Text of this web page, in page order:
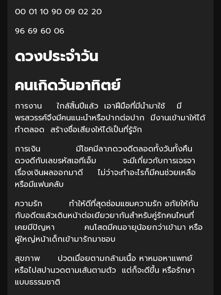
00 01 10 90 09 02 20
96 69 60 06
ดวงประจำวัน
คนเกิดวันอาทิตย์
การงาน ใกล้สิ้นปีแล้ว เอาฝีมือที่มีนำมาใช้ มี
พรสวรรค์จึงมีคนแนะนำหรือปากต่อปาก มีงานเข้ามาให้ได้
ทำตลอด สร้างชื่อเสียงให้ได้เป็นที่รู้จัก
การเงิน มีโชคมีลาภดวงดีตลอดทั้งวันทั้งคืน
ดวงดีกับเลขรหัสเอทีเอ็ม จะมีเกี่ยวกับการเจรจา
เรื่องเงินผลออกมาดี ไม่ว่าจะทำอะไรก็มีคนช่วยเหลือ
หรือมีแฟนคลับ
ความรัก ทำให้ดีที่สุดซ่อมแซมความรัก อภัยให้กัน
กับอดีตแล้วเดินหน้าต่อเยียวยากันสำหรับคู่รักคนไหนที่
เคยมีปัญหา คนโสดมีคนอายุน้อยกว่าเข้ามา หรือ
ผู้ใหญ่หน้าเด็กเข้ามารักมาชอบ
สุขภาพ ปวดเมื่อยตามกล้ามเนื้อ หาหมอหาแพทย์
หรือไปสปานวดตามเส้นตามตัว แต่ก็จะดีขึ้น หรือรักษา
แบบธรรมชาติ